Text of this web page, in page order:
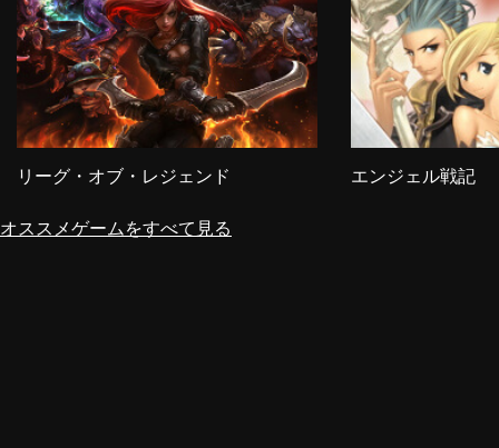
リーグ・オブ・レジェンド エンジェル戦記
オススメゲームをすべて見る